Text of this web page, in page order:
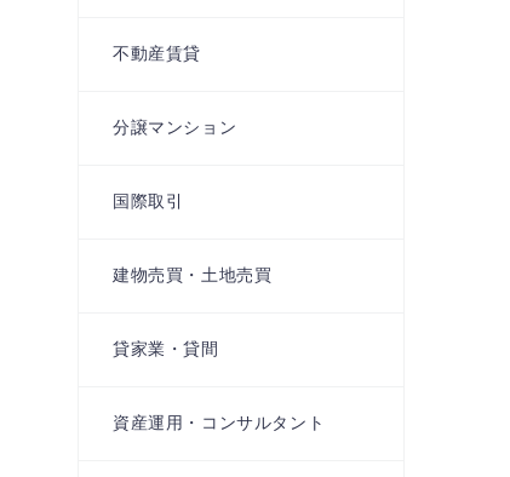
不動産賃貸
分譲マンション
国際取引
建物売買・土地売買
貸家業・貸間
資産運用・コンサルタント